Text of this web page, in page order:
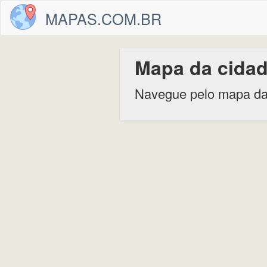
MAPAS.COM.BR
Mapa da
Navegue pelo mapa